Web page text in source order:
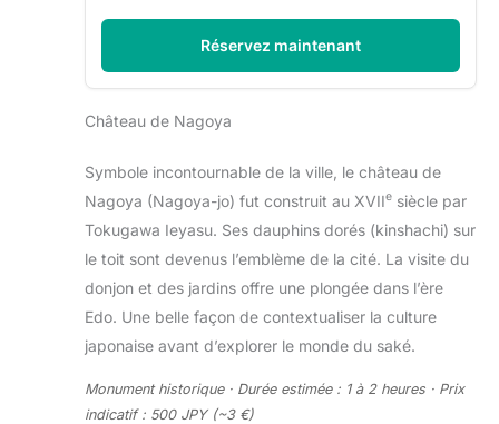
Réservez maintenant
Château de Nagoya
Symbole incontournable de la ville, le château de
Nagoya (Nagoya-jo) fut construit au XVIIe siècle par
Tokugawa Ieyasu. Ses dauphins dorés (kinshachi) sur
le toit sont devenus l’emblème de la cité. La visite du
donjon et des jardins offre une plongée dans l’ère
Edo. Une belle façon de contextualiser la culture
japonaise avant d’explorer le monde du saké.
Monument historique · Durée estimée : 1 à 2 heures · Prix
indicatif : 500 JPY (~3 €)